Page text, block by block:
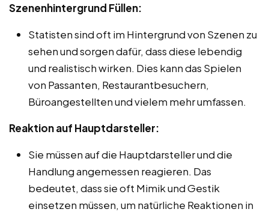
Szenenhintergrund Füllen:
Statisten sind oft im Hintergrund von Szenen zu
sehen und sorgen dafür, dass diese lebendig
und realistisch wirken. Dies kann das Spielen
von Passanten, Restaurantbesuchern,
Büroangestellten und vielem mehr umfassen.
Reaktion auf Hauptdarsteller:
Sie müssen auf die Hauptdarsteller und die
Handlung angemessen reagieren. Das
bedeutet, dass sie oft Mimik und Gestik
einsetzen müssen, um natürliche Reaktionen in